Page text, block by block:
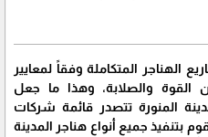
المتكاملة وفقاً لمعايير
القوة والصلابة، وهذا ما جعل
المنورة تتصدر قائمة شركات
بتنفيذ جميع أنواع هناجر المدينة